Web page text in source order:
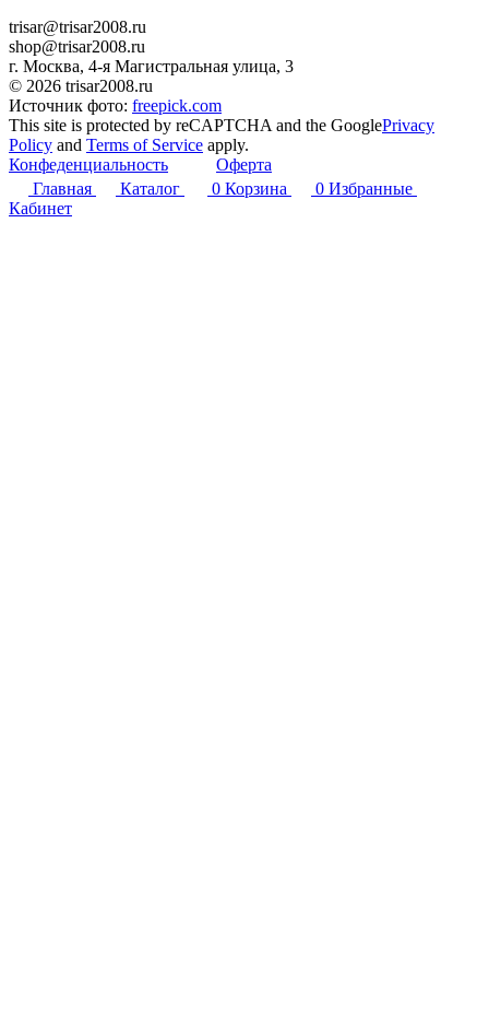
trisar@trisar2008.ru
shop@trisar2008.ru
г. Москва, 4-я Магистральная улица, 3
© 2026 trisar2008.ru
Источник фото: freepick.com
This site is protected by reCAPTCHA and the GooglePrivacy
Policy and Terms of Service apply.
Конфеденциальность
Оферта
Главная
Каталог 0 Корзина 0 Избранные
Кабинет